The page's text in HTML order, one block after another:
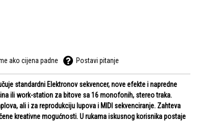
ako cijena padne Postavi pitanje
standardni Elektronov sekvencer, nove efekte i napredne
ili work-station za bitove sa 16 monofonih, stereo traka.
ali i za reprodukciju lupova i MIDI sekvenciranje. Zahteva
kreativne mogućnosti. U rukama iskusnog korisnika postaje